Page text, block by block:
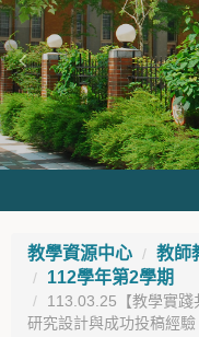
教學資源中心
教師
112學年第2學期
113.03.25【教學實踐
研究設計與成功投稿經驗